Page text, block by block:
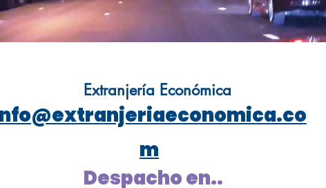
Extranjería Económica
m
Despacho en..